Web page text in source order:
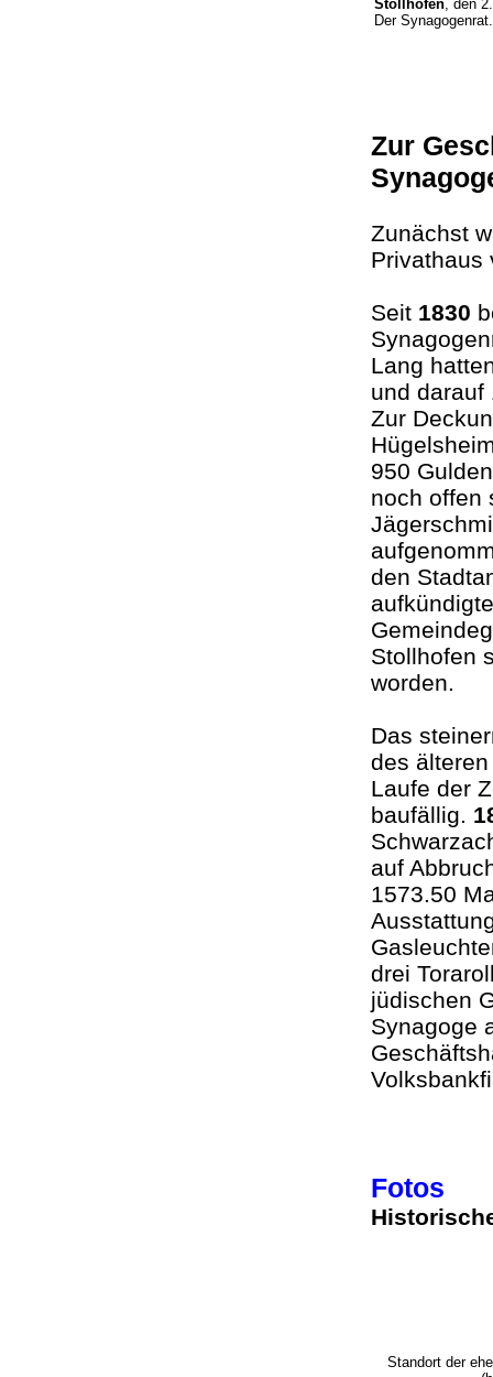
Stollhofen, den
Der
Zur
Zunächst
Privathaus
Seit 1830
Lang
und darauf
Zur
950
noch offen
den
Stollhofen
worden.
Das
des
Laufe der
baufällig.
auf
1573.50
drei
jüdischen
Synagoge
Fotos
Standort der